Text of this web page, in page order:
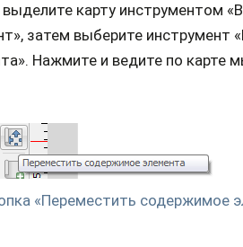
выделите карту инструментом
затем выберите инструмент
Нажмите и ведите по карте
«Переместить содержимое